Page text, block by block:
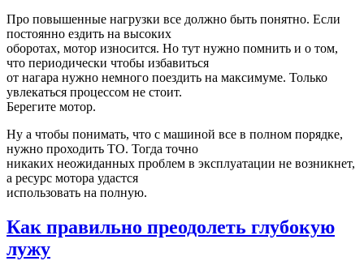
Про повышенные нагрузки все должно быть понятно. Если
постоянно ездить на высоких
оборотах, мотор износится. Но тут нужно помнить и о том,
что периодически чтобы избавиться
от нагара нужно немного поездить на максимуме. Только
увлекаться процессом не стоит.
Берегите мотор.
Ну а чтобы понимать, что с машиной все в полном порядке,
нужно проходить ТО. Тогда точно
никаких неожиданных проблем в эксплуатации не возникнет,
а ресурс мотора удастся
использовать на полную.
Как правильно преодолеть глубокую
лужу